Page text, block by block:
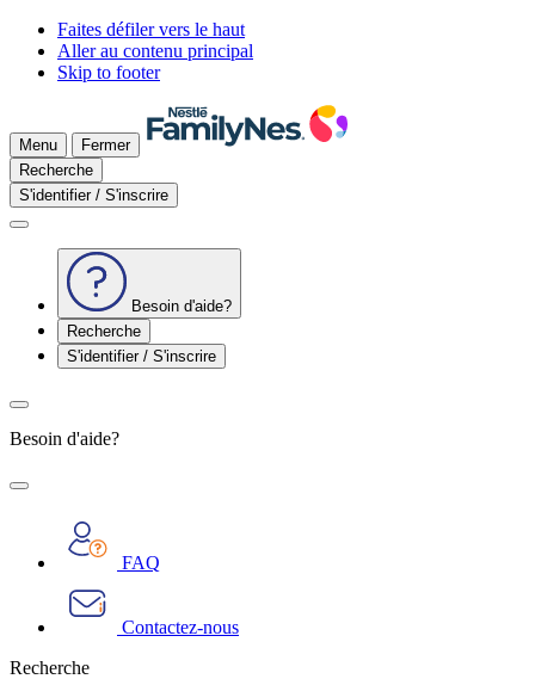
Faites défiler vers le haut
Aller au contenu principal
Skip to footer
Menu
Fermer
Recherche
S'identifier / S'inscrire
Besoin d'aide?
Recherche
S'identifier / S'inscrire
Besoin d'aide?
FAQ
Contactez-nous
Recherche